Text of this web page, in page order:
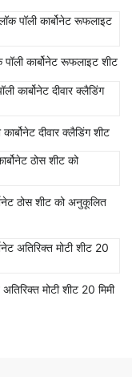
कार्बोनेट रूफलाइट शीट
दीवार क्लैडिंग शीट
ठोस शीट को अनुकूलित
मोटी शीट 20 मिमी